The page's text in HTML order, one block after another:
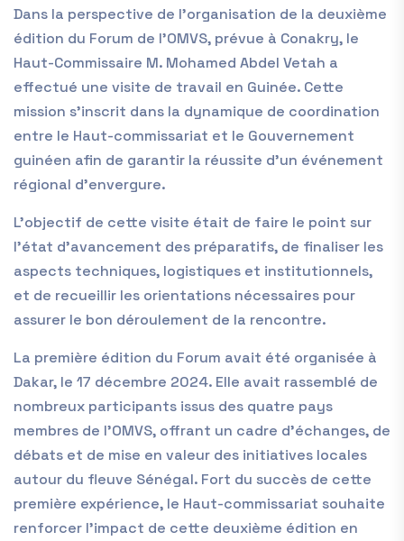
Dans la perspective de l’organisation de la deuxième
édition du Forum de l’OMVS, prévue à Conakry, le
Haut-Commissaire M. Mohamed Abdel Vetah a
effectué une visite de travail en Guinée. Cette
mission s’inscrit dans la dynamique de coordination
entre le Haut-commissariat et le Gouvernement
guinéen afin de garantir la réussite d’un événement
régional d’envergure.
L’objectif de cette visite était de faire le point sur
l’état d’avancement des préparatifs, de finaliser les
aspects techniques, logistiques et institutionnels,
et de recueillir les orientations nécessaires pour
assurer le bon déroulement de la rencontre.
La première édition du Forum avait été organisée à
Dakar, le 17 décembre 2024. Elle avait rassemblé de
nombreux participants issus des quatre pays
membres de l’OMVS, offrant un cadre d’échanges, de
débats et de mise en valeur des initiatives locales
autour du fleuve Sénégal. Fort du succès de cette
première expérience, le Haut-commissariat souhaite
renforcer l’impact de cette deuxième édition en